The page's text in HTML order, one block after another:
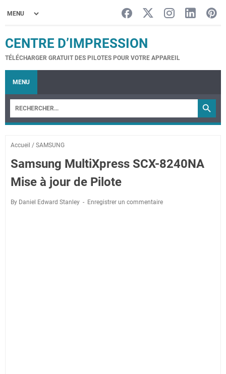
CENTRE D’IMPRESSION
TÉLÉCHARGER GRATUIT DES PILOTES POUR VOTRE APPAREIL
MENU
Accueil / SAMSUNG
Samsung MultiXpress SCX-8240NA
Mise à jour de Pilote
By Daniel Edward Stanley Enregistrer un commentaire